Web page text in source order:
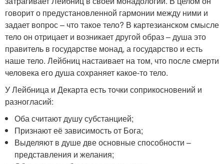
говорит о предустановленной гармонии между ними и
задает вопрос – что такое тело? В картезианском смысле
тело он отрицает и возникает другой образ – душа это
правитель в государстве монад, а государство и есть
наше тело. Лейбниц настаивает на том, что после смерти
человека его душа сохраняет какое-то тело.
У Лейбница и Декарта есть точки соприкосновений и
разногласий:
Оба считают душу субстанцией;
Признают её зависимость от Бога;
Выделяют в душе две основные способности –
представления и желания;